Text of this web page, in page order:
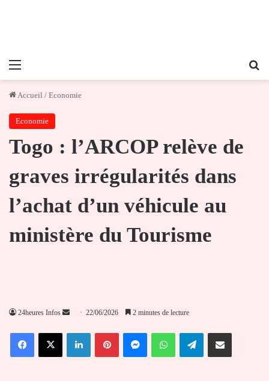
Menu
Accueil / Economie
Economie
Togo : l’ARCOP relève de
graves irrégularités dans
l’achat d’un véhicule au
ministère du Tourisme
24heures Infos
Envoyer
courriel
22/06/2026 2 minutes de lecture
FacebookX LinkedinPinterestMessengerWhatsAppTelegramPartager par email